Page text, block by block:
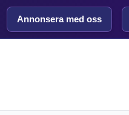
Annonsera med oss